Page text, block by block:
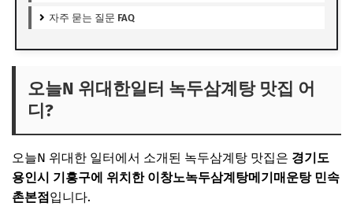
자주 묻는 질문 FAQ
오늘N 위대한일터 녹두삼계탕 맛집 어
디?
오늘N 위대한 일터에서 소개된 녹두삼계탕 맛집은 경기도
용인시 기흥구에 위치한 이창노녹두삼계탕메기매운탕 민속
촌본점입니다.